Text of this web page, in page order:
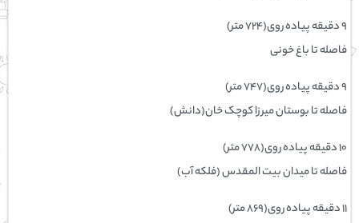
۹ دقیقه پیاده ‌روی(۷۲۴ متر)
فاصله تا باغ خونی
۹ دقیقه پیاده ‌روی(۷۴۷ متر)
فاصله تا بوستان میرزا کوچک خان(دانش)
۱۰ دقیقه پیاده ‌روی(۷۷۸ متر)
فاصله تا میدان بیت المقدس (فلکه آب)
۱۱ دقیقه پیاده ‌روی(۸۶۹ متر)